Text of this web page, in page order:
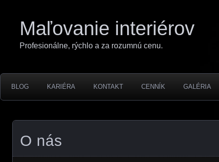
Maľovanie interiérov
Profesionálne, rýchlo a za rozumnú cenu.
BLOG KARIÉRA KONTAKT CENNÍK GALÉRIA
O nás